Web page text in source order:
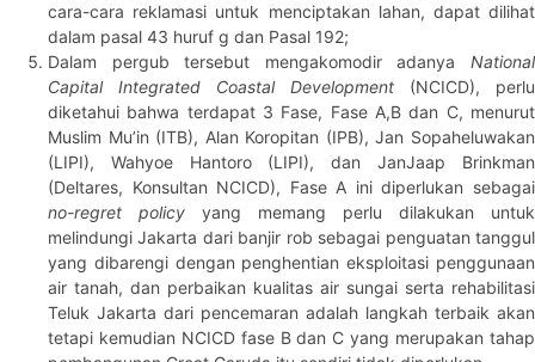
cara-cara reklamasi untuk menciptakan lahan, dapat dilihat
dalam pasal 43 huruf g dan Pasal 192;
Dalam pergub tersebut mengakomodir adanya National
Capital Integrated Coastal Development (NCICD), perlu
diketahui bahwa terdapat 3 Fase, Fase A,B dan C, menurut
Muslim Mu’in (ITB), Alan Koropitan (IPB), Jan Sopaheluwakan
(LIPI), Wahyoe Hantoro (LIPI), dan JanJaap Brinkman
(Deltares, Konsultan NCICD), Fase A ini diperlukan sebagai
no-regret policy yang memang perlu dilakukan untuk
melindungi Jakarta dari banjir rob sebagai penguatan tanggul
yang dibarengi dengan penghentian eksploitasi penggunaan
air tanah, dan perbaikan kualitas air sungai serta rehabilitasi
Teluk Jakarta dari pencemaran adalah langkah terbaik akan
tetapi kemudian NCICD fase B dan C yang merupakan tahap